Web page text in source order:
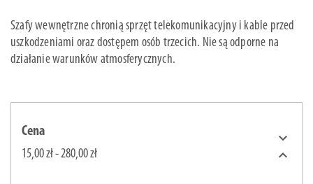
Szafy wewnętrzne chronią sprzęt telekomunikacyjny i kable przed
uszkodzeniami oraz dostępem osób trzecich. Nie są odporne na
działanie warunków atmosferycznych.
Cena


15,00 zł - 280,00 zł